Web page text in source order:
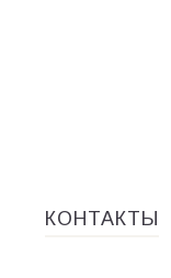
КОНТАКТЫ